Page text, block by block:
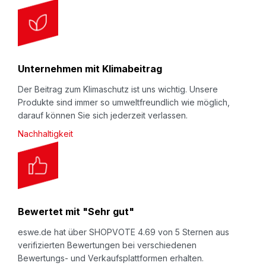
Unternehmen mit Klimabeitrag
Der Beitrag zum Klimaschutz ist uns wichtig. Unsere
Produkte sind immer so umweltfreundlich wie möglich,
darauf können Sie sich jederzeit verlassen.
Nachhaltigkeit
Bewertet mit "Sehr gut"
eswe.de hat über SHOPVOTE 4.69 von 5 Sternen aus
verifizierten Bewertungen bei verschiedenen
Bewertungs- und Verkaufsplattformen erhalten.